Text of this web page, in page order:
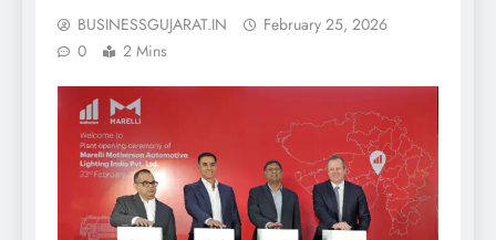
BUSINESSGUJARAT.IN
February 25, 2026
0
2 Mins